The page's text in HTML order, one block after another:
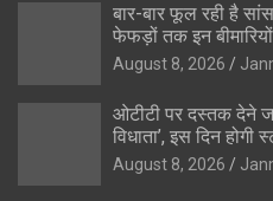
बार-बार फूल रही है
फेफड़ों तक इन
August 8, 2026
ओटीटी पर दस्तक देने
विधाता’, इस दिन होगी
August 8, 2026